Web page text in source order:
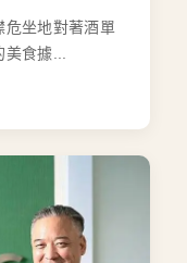
危坐地對著酒單
食據...